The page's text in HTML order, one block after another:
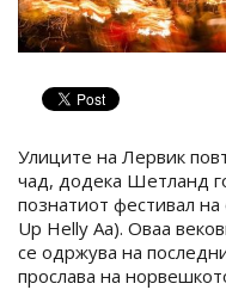
Улиците на Лервик
чад, додека Шетланд
познатиот фестивал на
Up Helly Aa). Оваа
се одржува на
прослава на